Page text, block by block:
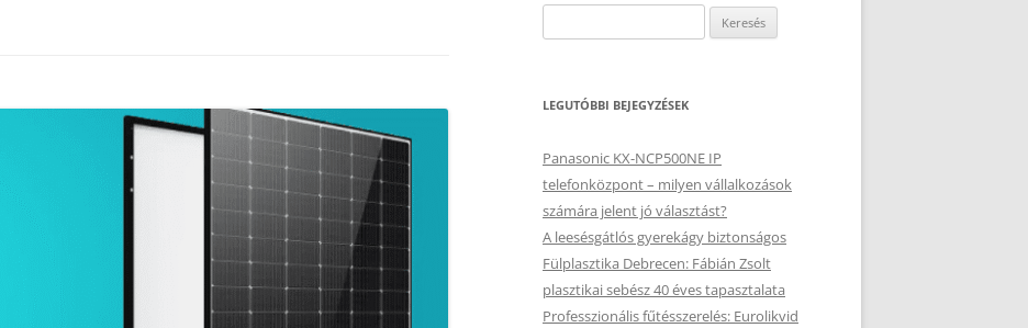
LEGUTÓBBI BEJEGYZÉSEK
Panasonic KX-NCP500NE IP
telefonközpont – milyen vállalkozások
számára jelent jó választást?
A leesésgátlós gyerekágy biztonságos
Fülplasztika Debrecen: Fábián Zsolt
plasztikai sebész 40 éves tapasztalata
Professzionális fűtésszerelés: Eurolikvid